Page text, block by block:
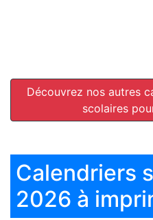
Découvrez nos autres
scolaires
Calendriers
2026 à